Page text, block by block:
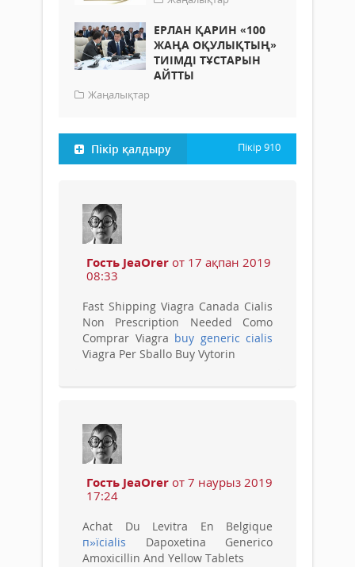
ЕРЛАН ҚАРИН «100
ЖАҢА ОҚУЛЫҚТЫҢ»
ТИІМДІ ТҰСТАРЫН
АЙТТЫ
Жаңалықтар
Пікір қалдыру Пікір910
Гость JeaOrer от 17 ақпан 2019
08:33
Fast Shipping Viagra Canada Cialis
Non Prescription Needed Como
Comprar Viagra buy generic cialis
Viagra Per Sballo Buy Vytorin
Гость JeaOrer от 7 наурыз 2019
17:24
Achat Du Levitra En Belgique
п»їcialis Dapoxetina Generico
Amoxicillin And Yellow Tablets